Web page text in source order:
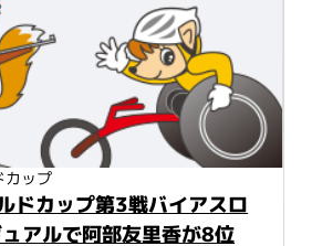
カップ
ドカップ第3戦バイアスロ
アルで阿部友里香が8位